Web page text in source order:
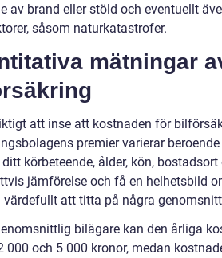
av brand eller stöld och eventuellt
såsom naturkatastrofer.
mätningar
att inse att kostnaden för
premier varierar
ditt körbeteende, ålder, kön,
jämförelse och få en helhetsbild
värdefullt att titta på några
bilägare kan den årliga
000 och 5 000 kronor, medan